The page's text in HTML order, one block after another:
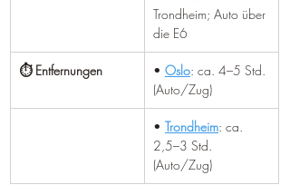
Trondheim; Auto über
die E6
⏱️ Entfernungen • Oslo: ca. 4–5 Std.
(Auto/Zug)
• Trondheim: ca.
2,5–3 Std.
(Auto/Zug)